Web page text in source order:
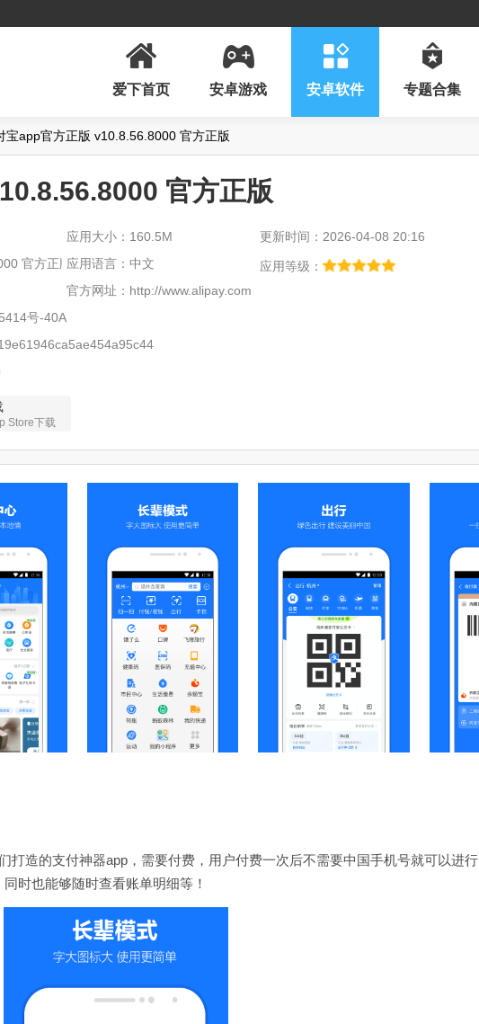
爱下首页 安卓游戏 安卓软件 专题合集
宝app官方正版 v10.8.56.8000 官方正版
官方正版
应用大小：160.5M
更新时间：2026-04-08 20:16
官方正版应用语言：中文
应用等级：
官方网址： http://www.alipay.com
号-40A
Store下载
打造的支付神器app，需要付费，用户付费一次后不需要中国手机号就可以进行
时也能够随时查看账单明细等！